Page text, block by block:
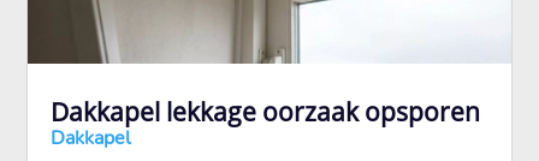
Dakkapel lekkage oorzaak opsporen
Dakkapel